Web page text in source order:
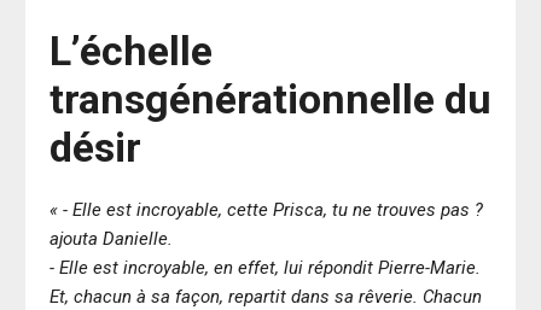
L’échelle
transgénérationnelle du
désir
« - Elle est incroyable, cette Prisca, tu ne trouves pas ?
ajouta Danielle.
- Elle est incroyable, en effet, lui répondit Pierre-Marie.
Et, chacun à sa façon, repartit dans sa rêverie. Chacun